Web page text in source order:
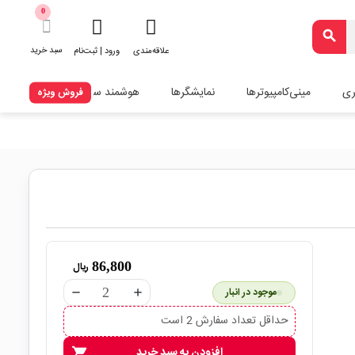
search
علاقه‌مندی ورود | ثبت‌نام
0
سبد خرید
مینی‌کامپیوترها نمایشگرها هوشمند سازیفروش ویژه
86,800 ریال
remove add موجود در انبار
حداقل تعداد سفارش 2 است